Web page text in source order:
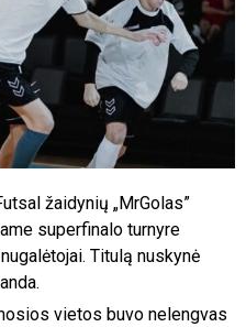
žaidynių „MrGolas”
superfinalo turnyre
Titulą nuskynė
vietos buvo nelengvas